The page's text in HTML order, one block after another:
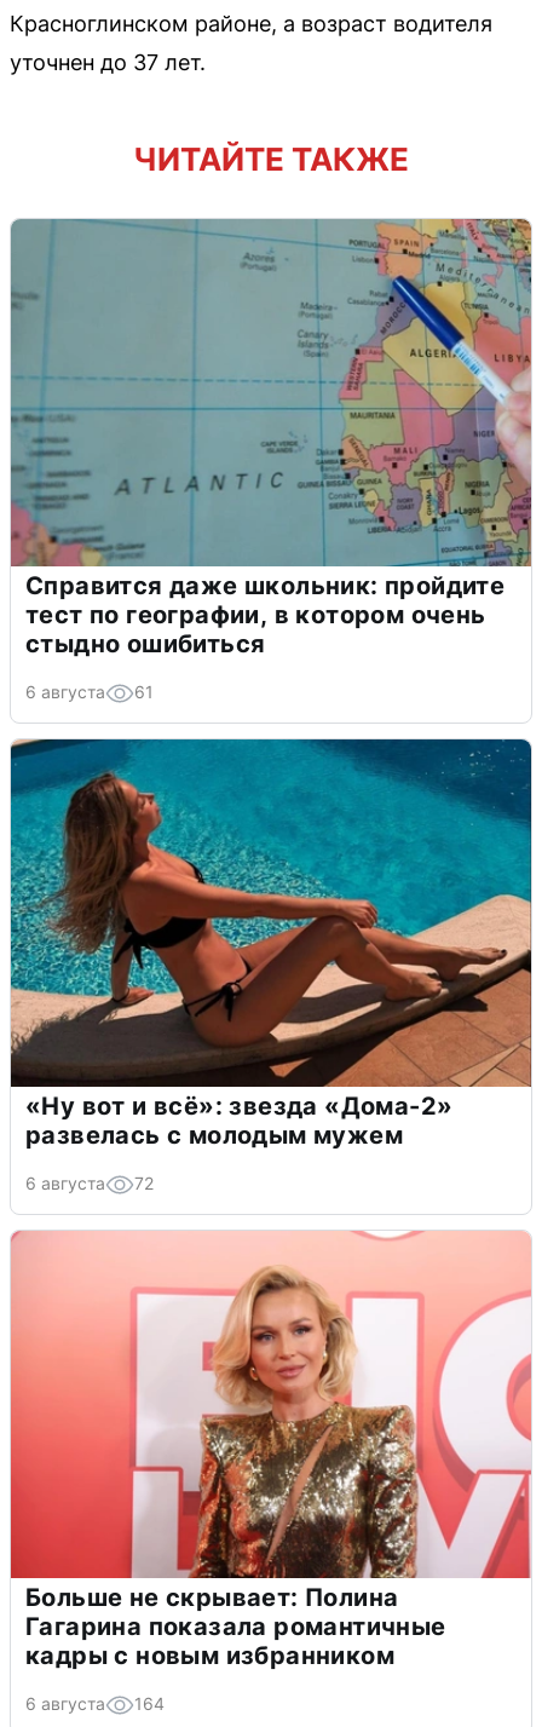
Красноглинском районе, а возраст водителя
уточнен до 37 лет.
ЧИТАЙТЕ ТАКЖЕ
Справится даже школьник: пройдите
тест по географии, в котором очень
стыдно ошибиться
6 августа 61
«Ну вот и всё»: звезда «Дома-2»
развелась с молодым мужем
6 августа 72
Больше не скрывает: Полина
Гагарина показала романтичные
кадры с новым избранником
6 августа 164